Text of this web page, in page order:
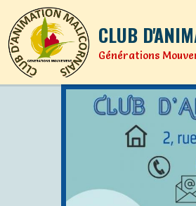
CLUB
Générations